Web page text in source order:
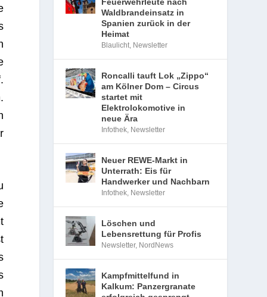
Waldbrandeinsatz in
Spanien zurück in der
Heimat
Blaulicht, Newsletter
Roncalli tauft Lok „Zippo“
am Kölner Dom – Circus
startet mit
Elektrolokomotive in
neue Ära
Infothek, Newsletter
Neuer REWE-Markt in
Unterrath: Eis für
Handwerker und Nachbarn
Infothek, Newsletter
Löschen und
Lebensrettung für Profis
Newsletter, NordNews
Kampfmittelfund in
Kalkum: Panzergranate